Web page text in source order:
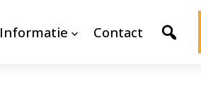
Informatie Contact